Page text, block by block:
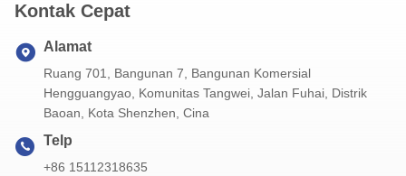
Kontak Cepat
Alamat
Ruang 701, Bangunan 7, Bangunan Komersial
Hengguangyao, Komunitas Tangwei, Jalan Fuhai, Distrik
Baoan, Kota Shenzhen, Cina
Telp
+86 15112318635